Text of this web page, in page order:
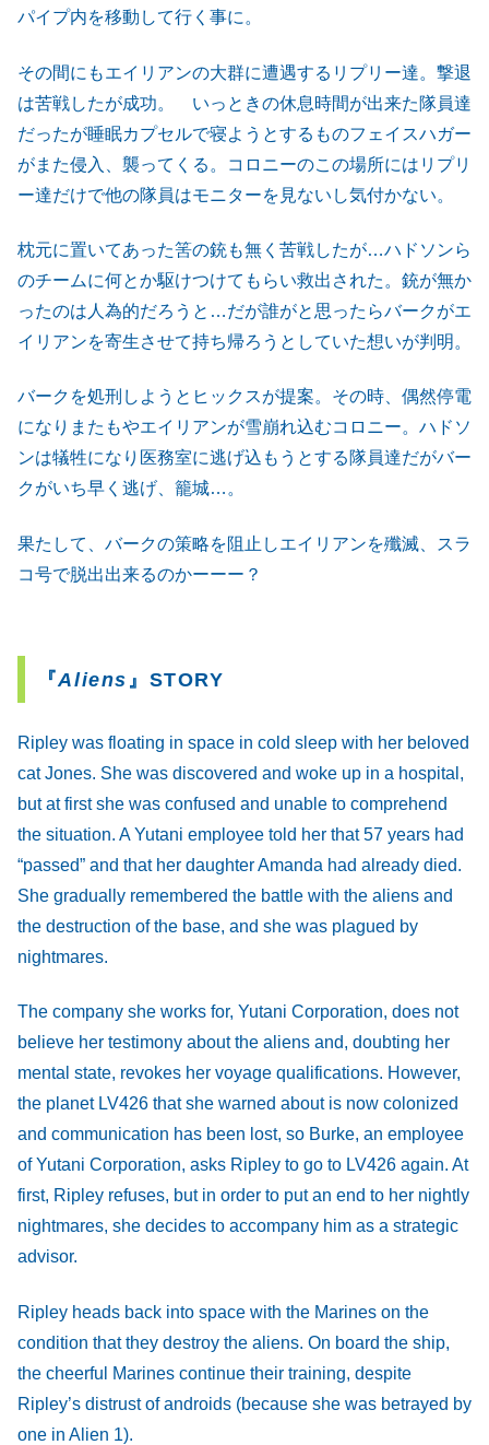
パイプ内を移動して行く事に。
その間にもエイリアンの大群に遭遇するリプリー達。撃退
は苦戦したが成功。 いっときの休息時間が出来た隊員達
だったが睡眠カプセルで寝ようとするものフェイスハガー
がまた侵入、襲ってくる。コロニーのこの場所にはリプリ
ー達だけで他の隊員はモニターを見ないし気付かない。
枕元に置いてあった筈の銃も無く苦戦したが…ハドソンら
のチームに何とか駆けつけてもらい救出された。銃が無か
ったのは人為的だろうと…だが誰がと思ったらバークがエ
イリアンを寄生させて持ち帰ろうとしていた想いが判明。
バークを処刑しようとヒックスが提案。その時、偶然停電
になりまたもやエイリアンが雪崩れ込むコロニー。ハドソ
ンは犠牲になり医務室に逃げ込もうとする隊員達だがバー
クがいち早く逃げ、籠城…。
果たして、バークの策略を阻止しエイリアンを殲滅、スラ
コ号で脱出出来るのかーーー？
『Aliens 』STORY
Ripley was floating in space in cold sleep with her beloved
cat Jones. She was discovered and woke up in a hospital,
but at first she was confused and unable to comprehend
the situation. A Yutani employee told her that 57 years had
“passed” and that her daughter Amanda had already died.
She gradually remembered the battle with the aliens and
the destruction of the base, and she was plagued by
nightmares.
The company she works for, Yutani Corporation, does not
believe her testimony about the aliens and, doubting her
mental state, revokes her voyage qualifications. However,
the planet LV426 that she warned about is now colonized
and communication has been lost, so Burke, an employee
of Yutani Corporation, asks Ripley to go to LV426 again. At
first, Ripley refuses, but in order to put an end to her nightly
nightmares, she decides to accompany him as a strategic
advisor.
Ripley heads back into space with the Marines on the
condition that they destroy the aliens. On board the ship,
the cheerful Marines continue their training, despite
Ripley’s distrust of androids (because she was betrayed by
one in Alien 1).